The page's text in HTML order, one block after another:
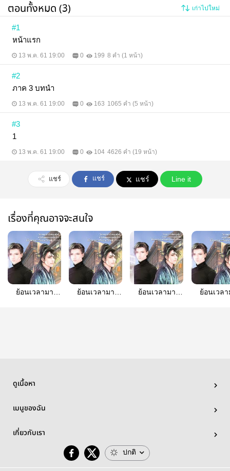
ตอนทั้งหมด (3) เก่าไปใหม่
#1
หน้าแรก
13 พ.ค. 61 19:00 0 199 8 คำ (1 หน้า)
#2
ภาค 3 บทนำ
13 พ.ค. 61 19:00 0 163 1065 คำ (5 หน้า)
#3
1
13 พ.ค. 61 19:00 0 104 4626 คำ (19 หน้า)
แชร์ แชร์ แชร์ Line it
เรื่องที่คุณอาจจะสนใจ
ย้อนเวลามา
ย้อนเวลามา
ย้อนเวลามา
ย้อนเวล
ดูเนื้อหา
เมนูของฉัน
เกี่ยวกับเรา
ปกติ